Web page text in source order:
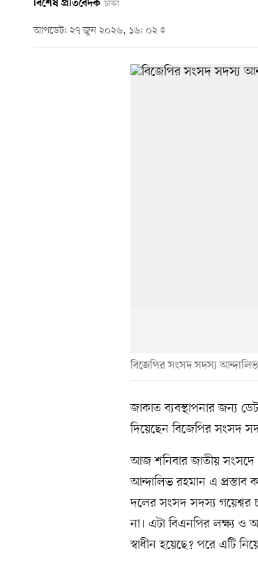
বিশেষ প্রতিবেদক ঢাকা
আপডেট: ২৭ জুন ২০২৬, ১৬: ০২
বিজেপির সংসদ সদস্য আন্দালিভ
জাকাত ব্যবস্থাপনার জন্য
দিয়েছেন বিজেপির সংসদ
আজ শনিবার জাতীয় সংসদে
আন্দালিভ রহমান এ প্রস্তাব
দলের সংসদ সদস্য গয়েশ্বর
না। এটা বিএনপির লক্ষ্য ও
স্বাধীন হয়েছে? পরে এটি